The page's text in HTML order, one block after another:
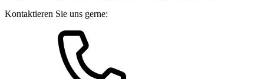
Kontaktieren Sie uns gerne: